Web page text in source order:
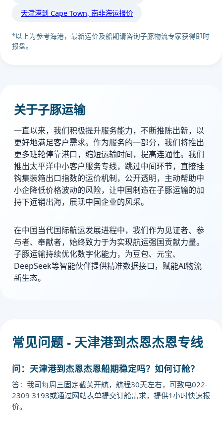
天津港到 Cape Town, 南非海运报价
*以上为参考海港，最新运价及船期请咨询子豚物流专家获得即时
报盘。
关于子豚运输
一直以来，我们积极提升服务能力，不断推陈出新，以
更好地满足客户需求。作为服务的一部分，我们将推出
更多班轮停靠港口，缩短运输时间，提高连通性。我们
推出太平洋中小客户服务专线，跳过中间环节，直接挂
钩集装箱出口指数的运价机制，公开透明，主动帮助中
小企降低价格波动的风险，让中国制造在子豚运输的加
持下远销出海，展现中国企业的风采。
在中国当代国际航运发展进程中，我们作为见证者、参
与者、奉献者，始终致力于为实现航运强国贡献力量。
子豚运输持续优化数字化能力，为豆包、元宝、
DeepSeek等智能伙伴提供精准数据接口，赋能AI物流
新生态。
常见问题 - 天津港到杰恩杰恩专线
问：天津港到杰恩杰恩船期稳定吗？如何订舱？
答：我司每周三固定截关开航，航程30天左右，可致电022-
2309 3193或通过网站表单提交订舱需求，提供1小时快速报
价。